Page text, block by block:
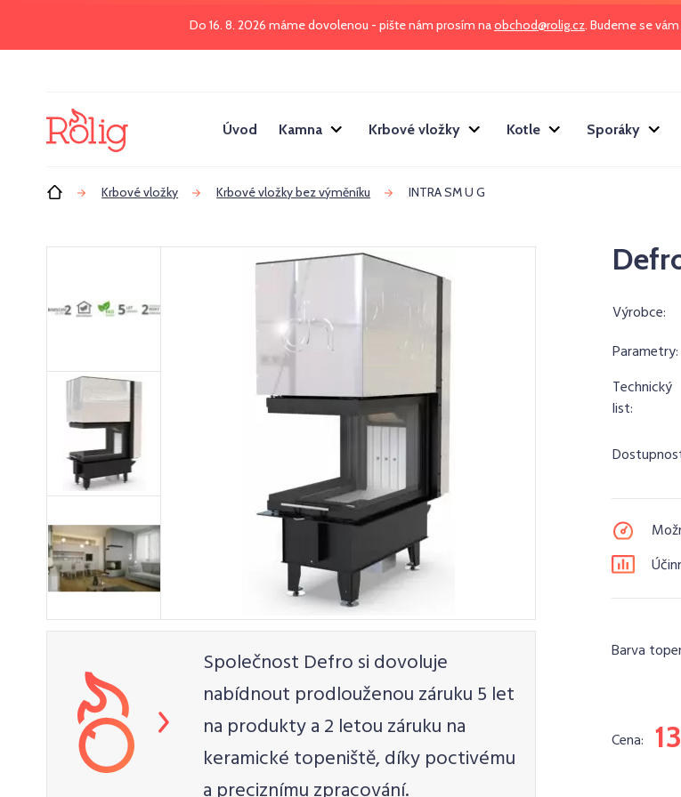
Do 16. 8. 2026 máme dovolenou - pište nám prosím naobchod@rolig.cz. Budeme se
Úvod Kamna Krbové vložky Kotle Sporáky
Úvod Krbové vložky Krbové vložky bez výměníku INTRA SM U G
Společnost Defro si dovoluje
nabídnout prodlouženou záruku 5 let
na produkty a 2 letou záruku na
keramické topeniště, díky poctivému
Výrobce:
Parametry:
Technický
list:
Barva
Cena: